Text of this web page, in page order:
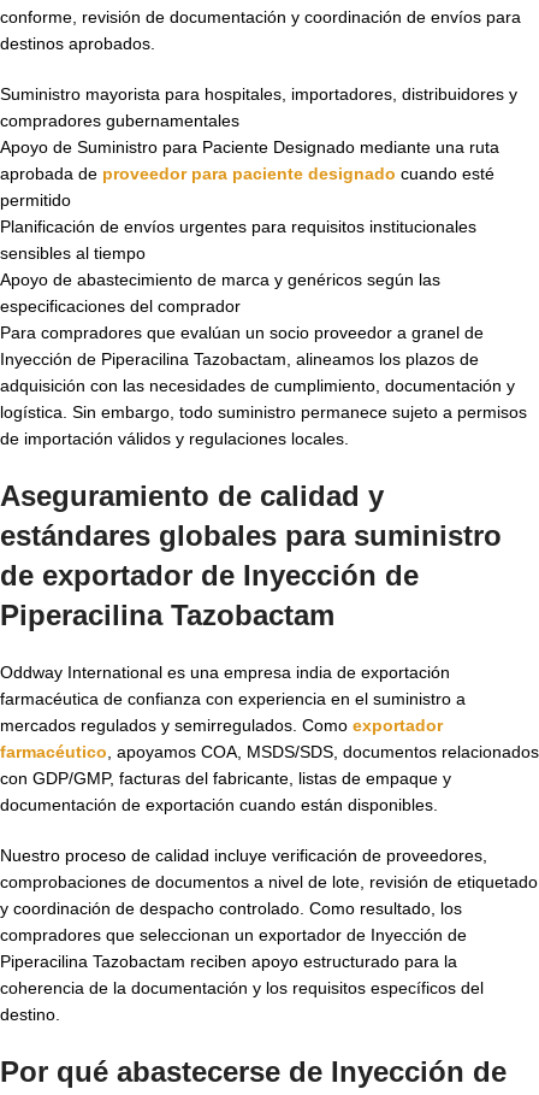
conforme, revisión de documentación y coordinación de envíos para
destinos aprobados.
Suministro mayorista para hospitales, importadores, distribuidores y
compradores gubernamentales
Apoyo de Suministro para Paciente Designado mediante una ruta
aprobada de proveedor para paciente designado cuando esté
permitido
Planificación de envíos urgentes para requisitos institucionales
sensibles al tiempo
Apoyo de abastecimiento de marca y genéricos según las
especificaciones del comprador
Para compradores que evalúan un socio proveedor a granel de
Inyección de Piperacilina Tazobactam, alineamos los plazos de
adquisición con las necesidades de cumplimiento, documentación y
logística. Sin embargo, todo suministro permanece sujeto a permisos
de importación válidos y regulaciones locales.
Aseguramiento de calidad y
estándares globales para suministro
de exportador de Inyección de
Piperacilina Tazobactam
Oddway International es una empresa india de exportación
farmacéutica de confianza con experiencia en el suministro a
mercados regulados y semirregulados. Como exportador
farmacéutico , apoyamos COA, MSDS/SDS, documentos relacionados
con GDP/GMP, facturas del fabricante, listas de empaque y
documentación de exportación cuando están disponibles.
Nuestro proceso de calidad incluye verificación de proveedores,
comprobaciones de documentos a nivel de lote, revisión de etiquetado
y coordinación de despacho controlado. Como resultado, los
compradores que seleccionan un exportador de Inyección de
Piperacilina Tazobactam reciben apoyo estructurado para la
coherencia de la documentación y los requisitos específicos del
destino.
Por qué abastecerse de Inyección de